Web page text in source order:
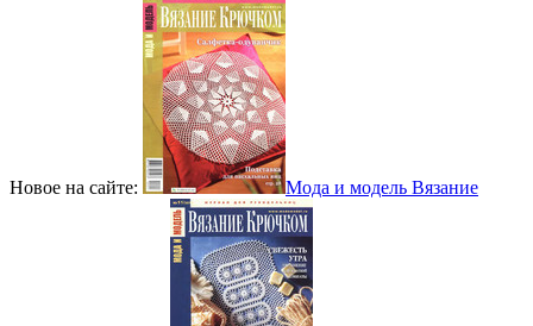
Новое на сайте: Мода и модель Вязание